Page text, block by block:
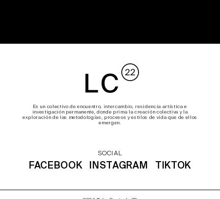
Es un colectivo de encuentro, intercambio, residencia artística e
investigación permanente, donde prima la creación colectiva y la
exploración de las metodologías, procesos y estilos de vida que de ellos
emergen.
SOCIAL
FACEBOOK INSTAGRAM TIKTOK